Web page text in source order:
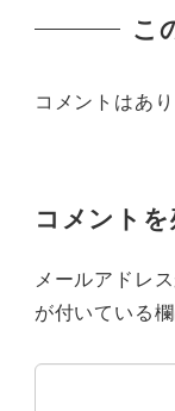
こ
コメントはあり
コメント
メールアドレ
が付いている